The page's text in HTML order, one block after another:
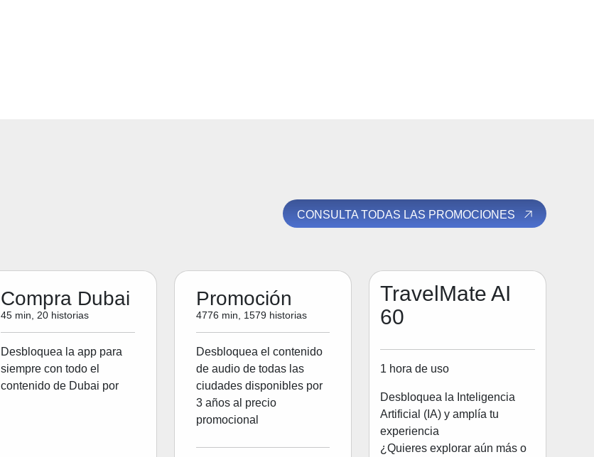
CONSULTA TODAS LAS PROMOCIONES
Compra Dubai
45 min, 20 historias
Desbloquea la app para
siempre con todo el
contenido de Dubai por
Promoción
4776 min, 1579 historias
Desbloquea el contenido
de audio de todas las
ciudades disponibles por
3 años al precio
promocional
TravelMate AI
60
1 hora de uso
Desbloquea la Inteligencia
Artificial (IA) y amplía tu
experiencia
¿Quieres explorar aún más o